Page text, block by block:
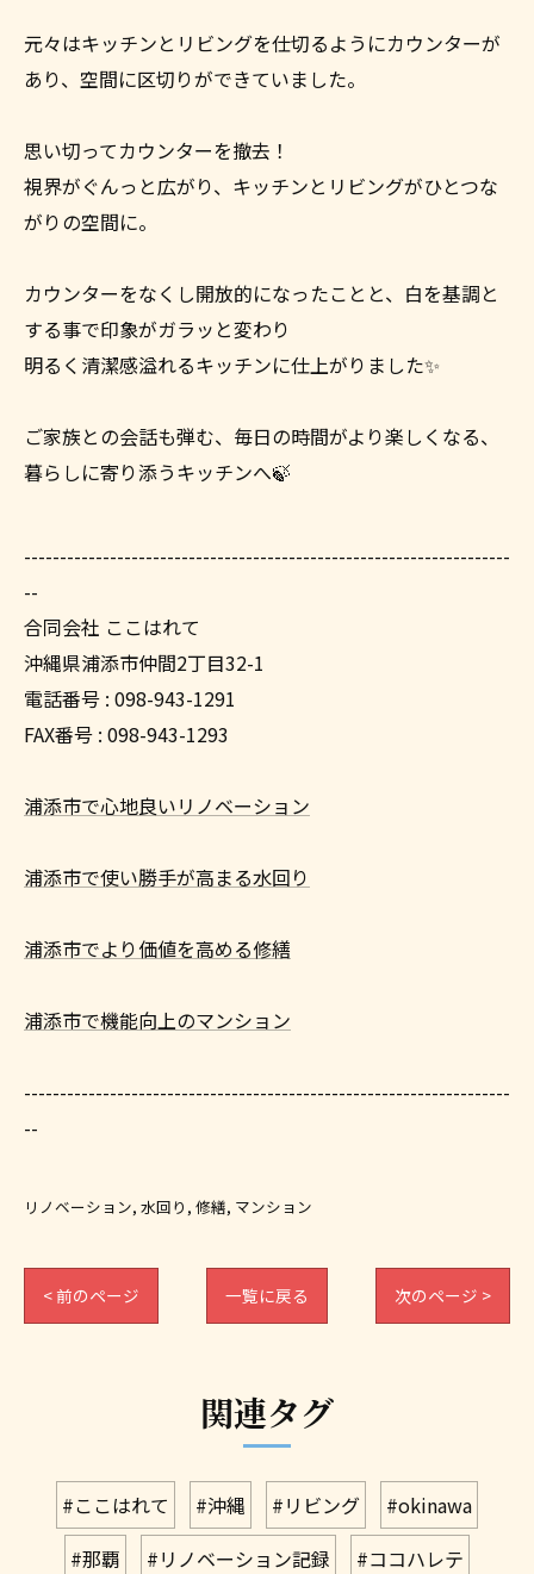
元々はキッチンとリビングを仕切るようにカウンターが
あり、空間に区切りができていました。
思い切ってカウンターを撤去！
視界がぐんっと広がり、キッチンとリビングがひとつな
がりの空間に。
カウンターをなくし開放的になったことと、白を基調と
する事で印象がガラッと変わり
明るく清潔感溢れるキッチンに仕上がりました✨
ご家族との会話も弾む、毎日の時間がより楽しくなる、
暮らしに寄り添うキッチンへ🍃
--------------------------------------------------------------------
--
合同会社 ここはれて
沖縄県浦添市仲間2丁目32-1
電話番号 : 098-943-1291
FAX番号 : 098-943-1293
浦添市で心地良いリノベーション
浦添市で使い勝手が高まる水回り
浦添市でより価値を高める修繕
浦添市で機能向上のマンション
--------------------------------------------------------------------
--
リノベーション 水回り 修繕 マンション
< 前のページ 一覧に戻る 次のページ >
関連タグ
#ここはれて #沖縄 #リビング
#okinawa
#那覇
#リノベーション記録
#ココハレテ